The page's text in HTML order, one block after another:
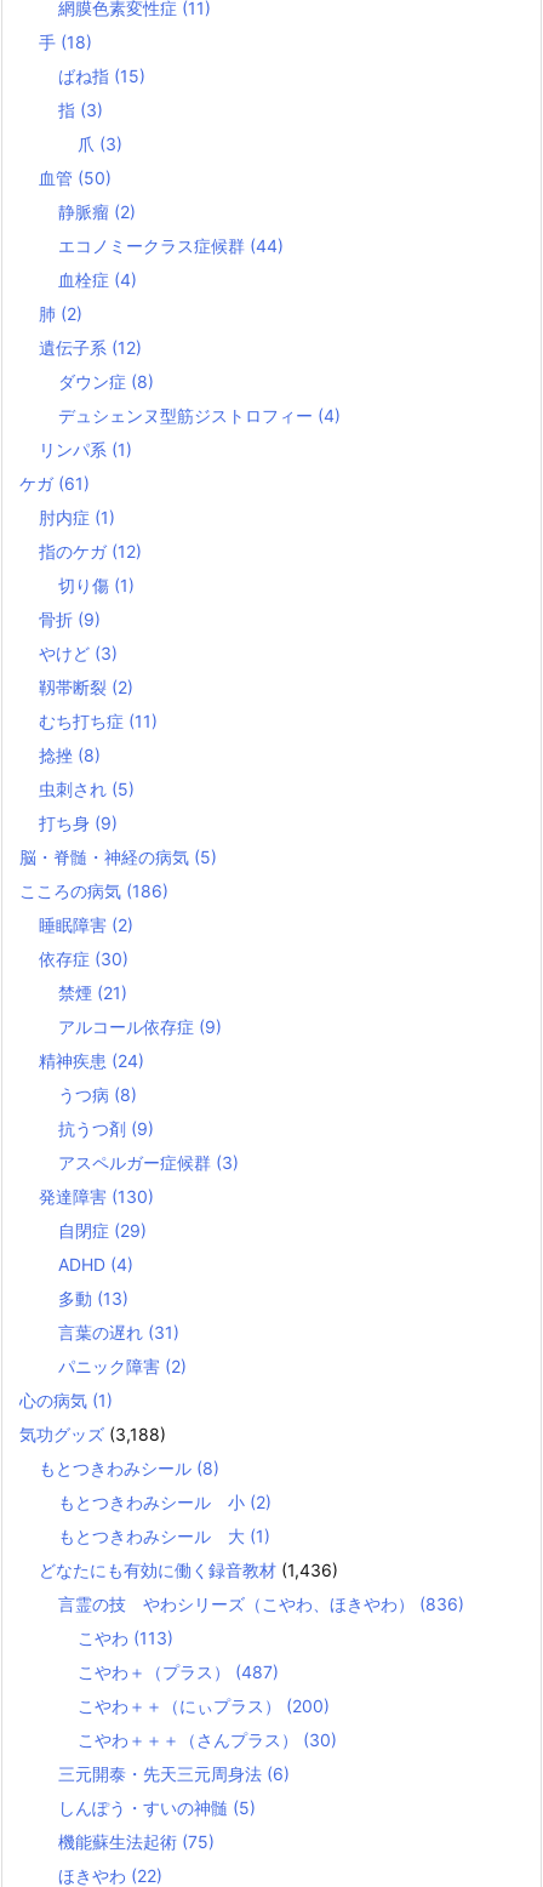
網膜色素変性症 (11)
手 (18)
ばね指 (15)
指 (3)
爪 (3)
血管 (50)
静脈瘤 (2)
エコノミークラス症候群 (44)
血栓症 (4)
肺 (2)
遺伝子系 (12)
ダウン症 (8)
デュシェンヌ型筋ジストロフィー (4)
リンパ系 (1)
ケガ (61)
肘内症 (1)
指のケガ (12)
切り傷 (1)
骨折 (9)
やけど (3)
靱帯断裂 (2)
むち打ち症 (11)
捻挫 (8)
虫刺され (5)
打ち身 (9)
脳・脊髄・神経の病気 (5)
こころの病気 (186)
睡眠障害 (2)
依存症 (30)
禁煙 (21)
アルコール依存症 (9)
精神疾患 (24)
うつ病 (8)
抗うつ剤 (9)
アスペルガー症候群 (3)
発達障害 (130)
自閉症 (29)
ADHD (4)
多動 (13)
言葉の遅れ (31)
パニック障害 (2)
心の病気 (1)
気功グッズ (3,188)
もとつきわみシール (8)
もとつきわみシール 小 (2)
もとつきわみシール 大 (1)
どなたにも有効に働く録音教材 (1,436)
言霊の技 やわシリーズ（こやわ、ほきやわ） (836)
こやわ (113)
こやわ＋（プラス） (487)
こやわ＋＋（にぃプラス） (200)
こやわ＋＋＋（さんプラス） (30)
三元開泰・先天三元周身法 (6)
しんぽう・すいの神髄 (5)
機能蘇生法起術 (75)
ほきやわ (22)